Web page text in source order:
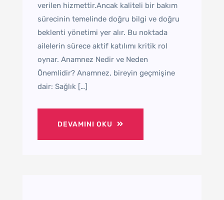
verilen hizmettir.Ancak kaliteli bir bakım
sürecinin temelinde doğru bilgi ve doğru
beklenti yönetimi yer alır. Bu noktada
ailelerin sürece aktif katılımı kritik rol
oynar. Anamnez Nedir ve Neden
Önemlidir? Anamnez, bireyin geçmişine
dair: Sağlık […]
DEVAMINI OKU